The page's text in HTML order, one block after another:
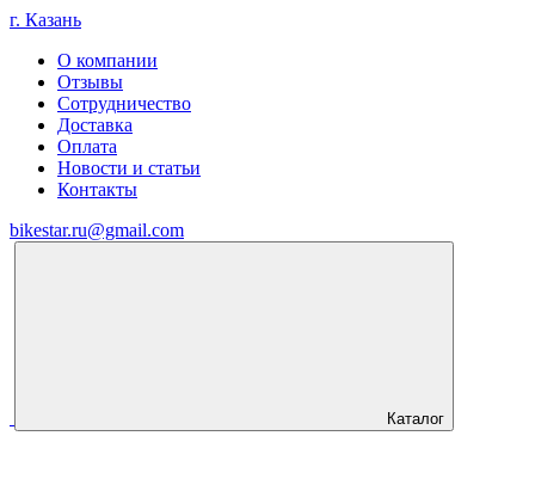
г. Казань
О компании
Отзывы
Сотрудничество
Доставка
Оплата
Новости и статьи
Контакты
bikestar.ru@gmail.com
Каталог